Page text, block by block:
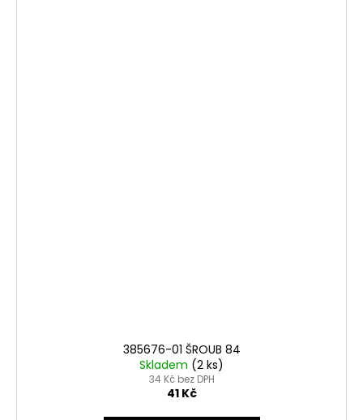
385676-01 ŠROUB 84
Skladem (2 ks)
34 Kč bez DPH
41 Kč